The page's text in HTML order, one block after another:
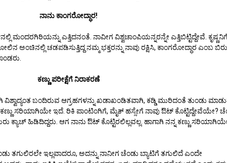
ನಾನು ಕಾಂಗರೋದ್ಧಾರ!
ಮಂದರಗಿರಿಯನ್ನು ಎತ್ತಿದನಂತೆ. ನಾವೀಗ ವಿಶ್ವಚಾಂಪಿಯನ್ನರನ್ನೇ ಎತ್ತಿಬಿಟ್ಟಿದ್ದೇವೆ. ಕೃಷ್ಣನಿಗೆ
ಅಂಚಿನಲ್ಲಿ ಚಡಪಡಿಸುತ್ತಿದ್ದ ನಮ್ಮ ಭಕ್ತರನ್ನು ನಾವು ರಕ್ಷಿಸಿ, ಕಾಂಗರೋದ್ಧಾರ ಎಂಬ
ಕಣ್ಣು ಪರೀಕ್ಷೆಗೆ ನಿರಾಕರಣೆ
ವಿಶ್ವಾದ್ಯಂತ ಬಂದಿರುವ ಆಗ್ರಹಗಳನ್ನು ಖಡಾಖಂಡಿತವಾಗಿ, ಕಡ್ಡಿ ಮುರಿದಂತೆ ತುಂಡು
ಸರಿಯಾಗಿಯೇ ಇದೆ. ರಿಕಿ ಪಾಂಟಿಂಗಿಗೆ, ಮೈಕ್ ಹಸ್ಸೇಗೆ ನಾವು ಔಟ್ ಕೊಟ್ಟಿದ್ದೇವೆಯೇ?
ಕ್ಯಾಚ್ ಹಿಡಿದಿದ್ದರು. ಆಗ ನಾನು ಔಟ್ ಕೊಟ್ಟಿರಲಿಲ್ಲವಲ್ಲ. ಹಾಗಾಗಿ ನನ್ನ ಕಣ್ಣು
ತಗುಲಿರಲೇ ಇಲ್ಲವಾದರೂ, ಅದನ್ನು ನಾನೀಗ ಚೆಂಡು ಬ್ಯಾಟಿಗೆ ತಗುಲಿದೆ ಎಂದೇ